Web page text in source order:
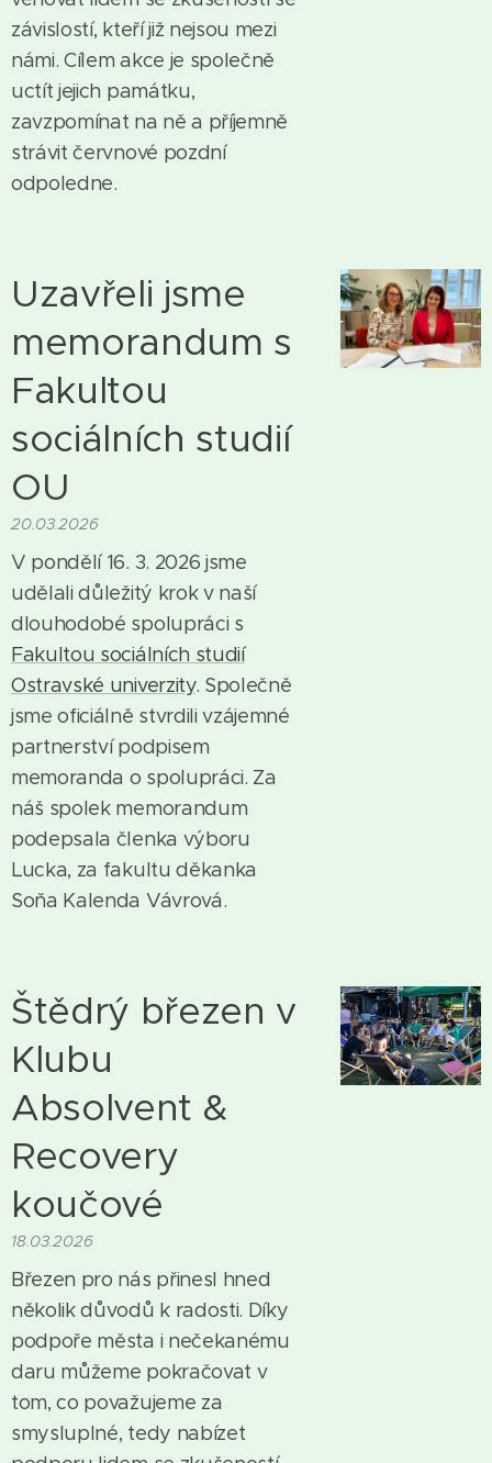
závislostí, kteří již nejsou mezi
námi. Cílem akce je společně
uctít jejich památku,
zavzpomínat na ně a příjemně
strávit červnové pozdní
odpoledne.
Uzavřeli jsme
memorandum s
Fakultou
sociálních studií
OU
20.03.2026
V pondělí 16. 3. 2026 jsme
udělali důležitý krok v naší
dlouhodobé spolupráci s
Fakultou sociálních studií
Ostravské univerzity. Společně
jsme oficiálně stvrdili vzájemné
partnerství podpisem
memoranda o spolupráci. Za
náš spolek memorandum
podepsala členka výboru
Lucka, za fakultu děkanka
Soňa Kalenda Vávrová.
Štědrý březen v
Klubu
Absolvent &
Recovery
koučové
18.03.2026
Březen pro nás přinesl hned
několik důvodů k radosti. Díky
podpoře města i nečekanému
daru můžeme pokračovat v
tom, co považujeme za
smysluplné, tedy nabízet